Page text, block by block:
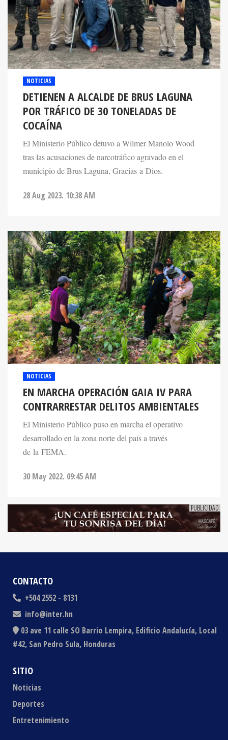
NOTICIAS
DETIENEN A ALCALDE DE BRUS LAGUNA
POR TRÁFICO DE 30 TONELADAS DE
COCAÍNA
El Ministerio Público detuvo a Wilmer Manolo Wood
tras las acusaciones de narcotráfico agravado en el
municipio de Brus Laguna, Gracias a Dios.
28 Aug 2023. 10:38 AM
NOTICIAS
EN MARCHA OPERACIÓN GAIA IV PARA
CONTRARRESTAR DELITOS AMBIENTALES
El Ministerio Público puso en marcha el operativo
desarrollado en la zona norte del país a través
de la FEMA.
30 May 2022. 09:45 AM
CONTACTO
+504 2552 - 8131
info@inter.hn
03 ave 11 calle SO Barrio Lempira, Edificio Andalucía, Local
#42, San Pedro Sula, Honduras
SITIO
Noticias
Deportes
Entretenimiento